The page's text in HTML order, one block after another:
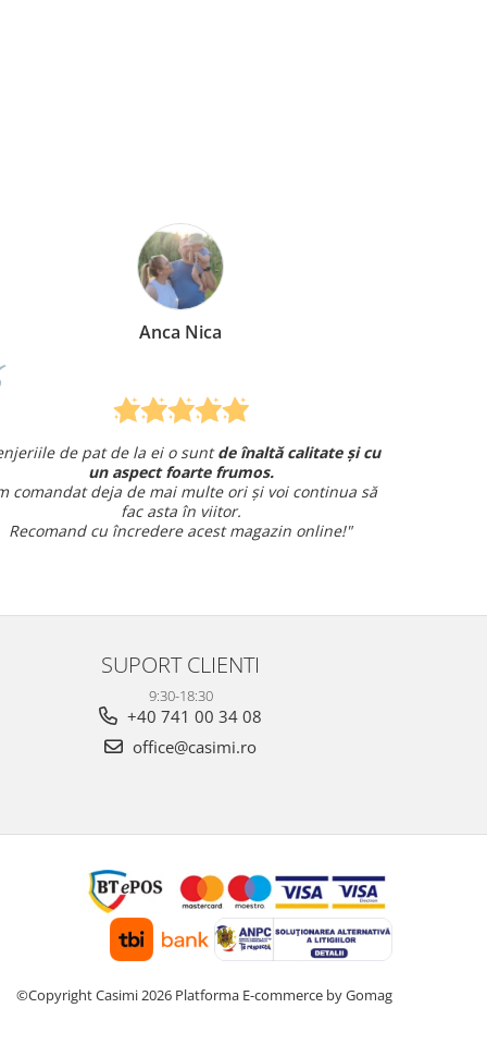
calitate și cu
continua să
online!"
Am comandat o lenjerie de pat pentru
și am avut o întrebare și
amabil.
SUPORT CLIENTI
9:30-18:30
+40 741 00 34 08
office@casimi.ro
©Copyright Casimi 2026 Platforma E-commerce by Gomag